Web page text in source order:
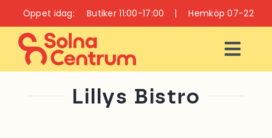
Fortsätt
till
innehållet
Öppet idag: Butiker 11:00-17:00 Hemköp 07-22
ÖPPETTIDER
Lillys Bistro